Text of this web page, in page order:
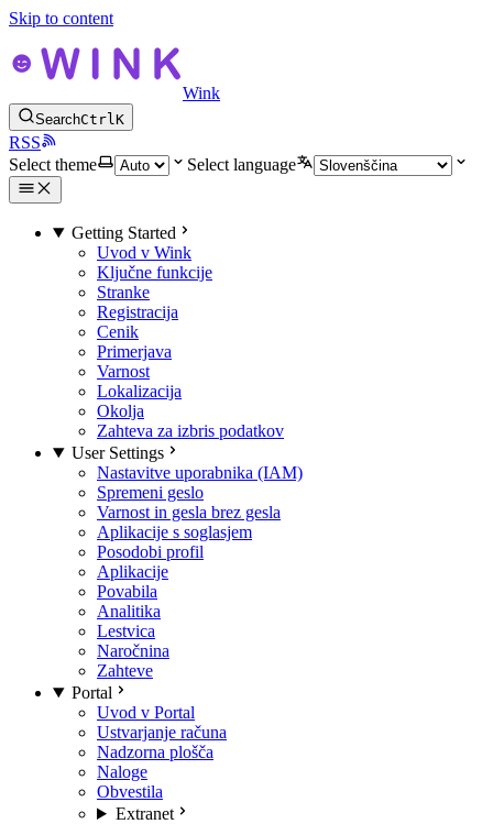
Skip to content
Wink
SearchCtrlK
RSS
Select theme
Select language
Getting Started
Uvod v Wink
Ključne funkcije
Stranke
Registracija
Cenik
Primerjava
Varnost
Lokalizacija
Okolja
Zahteva za izbris podatkov
User Settings
Nastavitve uporabnika (IAM)
Spremeni geslo
Varnost in gesla brez gesla
Aplikacije s soglasjem
Posodobi profil
Aplikacije
Povabila
Analitika
Lestvica
Naročnina
Zahteve
Portal
Uvod v Portal
Ustvarjanje računa
Nadzorna plošča
Naloge
Obvestila
Extranet